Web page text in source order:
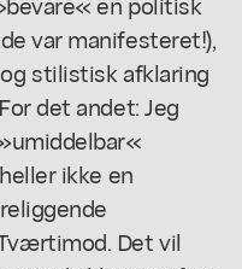
var manifesteret!),
stilistisk afklaring
det andet: Jeg
ikke en
Det vil